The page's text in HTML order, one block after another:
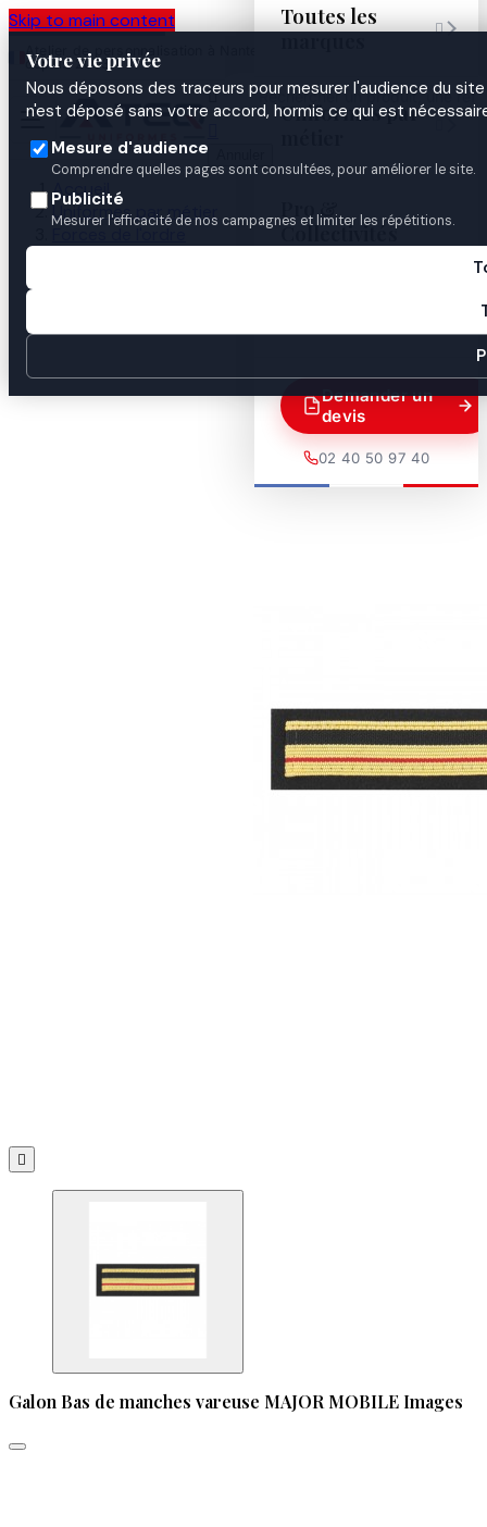
Skip to main content
Votre vie privée
Nous déposons des traceurs pour mesurer l'audience du
n'est déposé sans votre accord, hormis ce qui est
Mesure d'audience
Comprendre quelles pages sont consultées, pour améliorer le site.
Publicité
Mesurer l'efficacité de nos campagnes et limiter les répétitions.
Atelier de personnalisation à Nantes
depuis 2003

Toutes les
marques

Uniformes par
Pro &
Collectivités
Demander un
devis
02 40 50 97 40
Accueil
Uniformes par métier

Galon Bas de manches vareuse MAJOR MOBILE Images